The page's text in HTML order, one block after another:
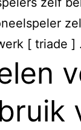
[ triade ] .